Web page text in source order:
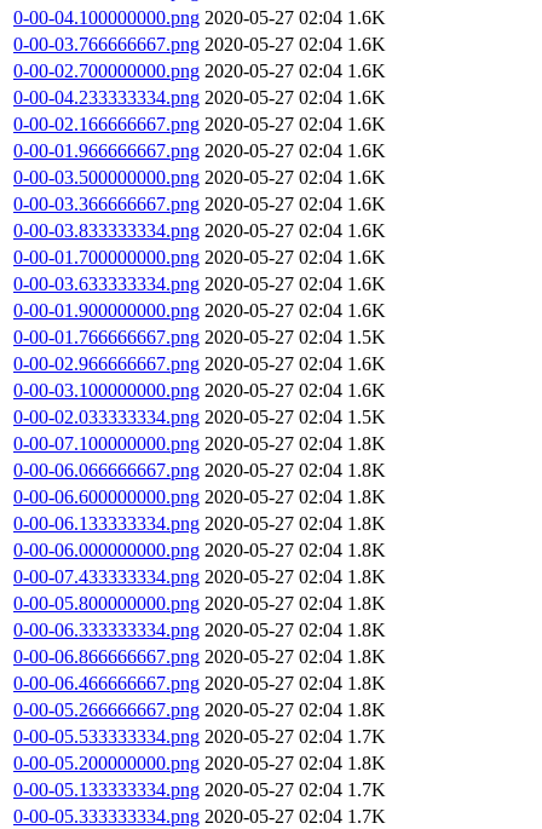
0-00-04.100000000.png 2020-05-27 02:04 1.6K
0-00-03.766666667.png 2020-05-27 02:04 1.6K
0-00-02.700000000.png 2020-05-27 02:04 1.6K
0-00-04.233333334.png 2020-05-27 02:04 1.6K
0-00-02.166666667.png 2020-05-27 02:04 1.6K
0-00-01.966666667.png 2020-05-27 02:04 1.6K
0-00-03.500000000.png 2020-05-27 02:04 1.6K
0-00-03.366666667.png 2020-05-27 02:04 1.6K
0-00-03.833333334.png 2020-05-27 02:04 1.6K
0-00-01.700000000.png 2020-05-27 02:04 1.6K
0-00-03.633333334.png 2020-05-27 02:04 1.6K
0-00-01.900000000.png 2020-05-27 02:04 1.6K
0-00-01.766666667.png 2020-05-27 02:04 1.5K
0-00-02.966666667.png 2020-05-27 02:04 1.6K
0-00-03.100000000.png 2020-05-27 02:04 1.6K
0-00-02.033333334.png 2020-05-27 02:04 1.5K
0-00-07.100000000.png 2020-05-27 02:04 1.8K
0-00-06.066666667.png 2020-05-27 02:04 1.8K
0-00-06.600000000.png 2020-05-27 02:04 1.8K
0-00-06.133333334.png 2020-05-27 02:04 1.8K
0-00-06.000000000.png 2020-05-27 02:04 1.8K
0-00-07.433333334.png 2020-05-27 02:04 1.8K
0-00-05.800000000.png 2020-05-27 02:04 1.8K
0-00-06.333333334.png 2020-05-27 02:04 1.8K
0-00-06.866666667.png 2020-05-27 02:04 1.8K
0-00-06.466666667.png 2020-05-27 02:04 1.8K
0-00-05.266666667.png 2020-05-27 02:04 1.8K
0-00-05.533333334.png 2020-05-27 02:04 1.7K
0-00-05.200000000.png 2020-05-27 02:04 1.8K
0-00-05.133333334.png 2020-05-27 02:04 1.7K
0-00-05.333333334.png 2020-05-27 02:04 1.7K